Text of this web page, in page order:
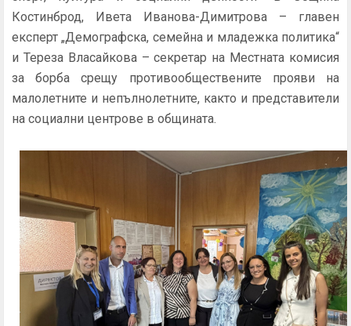
Костинброд, Ивета Иванова-Димитрова – главен
експерт „Демографска, семейна и младежка политика“
и Тереза Власайкова – секретар на Местната комисия
за борба срещу противообществените прояви на
малолетните и непълнолетните, както и представители
на социални центрове в общината.